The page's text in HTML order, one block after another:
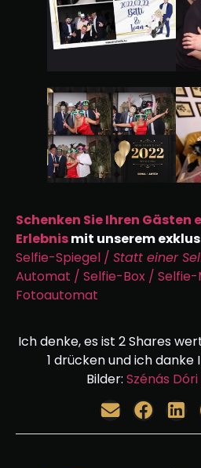
Schenken Sie Ihren
Erlebnismit unserem
Selfie-Spiegel / Statt einer
Automat / Selfie-Box / Selfie-
Fotoautomat
Ich denke, es ist 2 Shares
1 drücken und ich
Bilder: Szénás